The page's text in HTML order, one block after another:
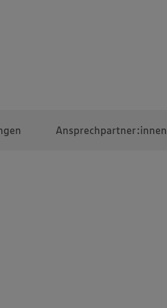
Ansprechpartner:innen